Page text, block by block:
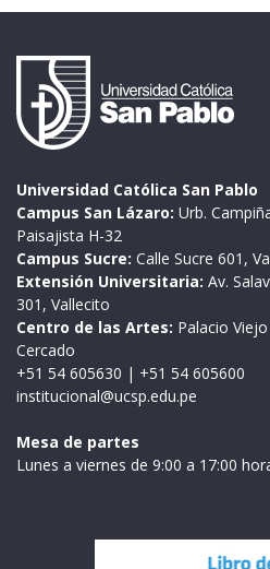
Universidad Católica San Pablo
Campus San Lázaro: Urb.
Paisajista H-32
Campus Sucre: Calle Sucre 601,
Extensión Universitaria: Av.
301, Vallecito
Centro de las Artes: Palacio
Cercado
+51 54 605630 | +51 54 605600
institucional@ucsp.edu.pe
Mesa de partes
Lunes a viernes de 9:00 a 17:00